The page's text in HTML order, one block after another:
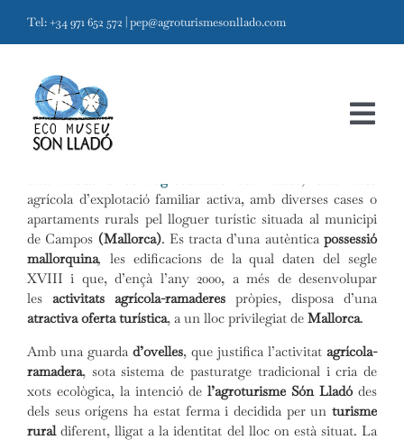
Skip
to
Tel: +34 971 652 572 pep@agroturismesonllado.com
Inici
Projecte
Ecomuseu
Agroturisme
Visites i contacte
Agroturisme Son Llado
agrícola d’explotació familiar activa, amb diverses cases o
apartaments rurals pel lloguer turístic situada al municipi
de Campos (Mallorca). Es tracta d’una autènticapossessió
mallorquina, les edificacions de la qual daten del segle
XVIII i que, d’ençà l’any 2000, a més de desenvolupar
les activitats agrícola-ramaderes pròpies, disposa d’una
atractiva oferta turística, a un lloc privilegiat de Mallorca.
Amb una guarda d’ovelles, que justifica l’activitatagrícola-
ramadera, sota sistema de pasturatge tradicional i cria de
xots ecològica, la intenció del’agroturisme Són Lladódes
dels seus orígens ha estat ferma i decidida per unturisme
ruraldiferent, lligat a la identitat del lloc on està situat. La